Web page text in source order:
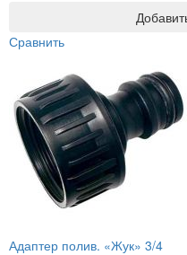
Сравнить
Адаптер полив. «Жук» 3/4